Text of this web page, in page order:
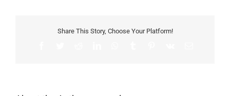
Share This Story, Choose Your Platform!